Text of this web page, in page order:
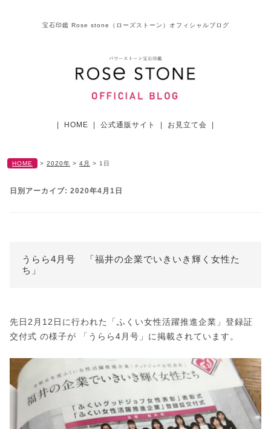
宝石印鑑 Rose stone（ローズストーン）オフィシャルブログ
HOME 公式通販サイト お見立て会
HOME > 2020年 > 4月 > 1日
日別アーカイブ: 2020年4月1日
うらら4月号 「福井の企業でいきいき輝く女性た
ち」
先日2月12日に行われた「ふくい女性活躍推進企業」登録証
交付式 の様子が 「うらら4月号」に掲載されています。